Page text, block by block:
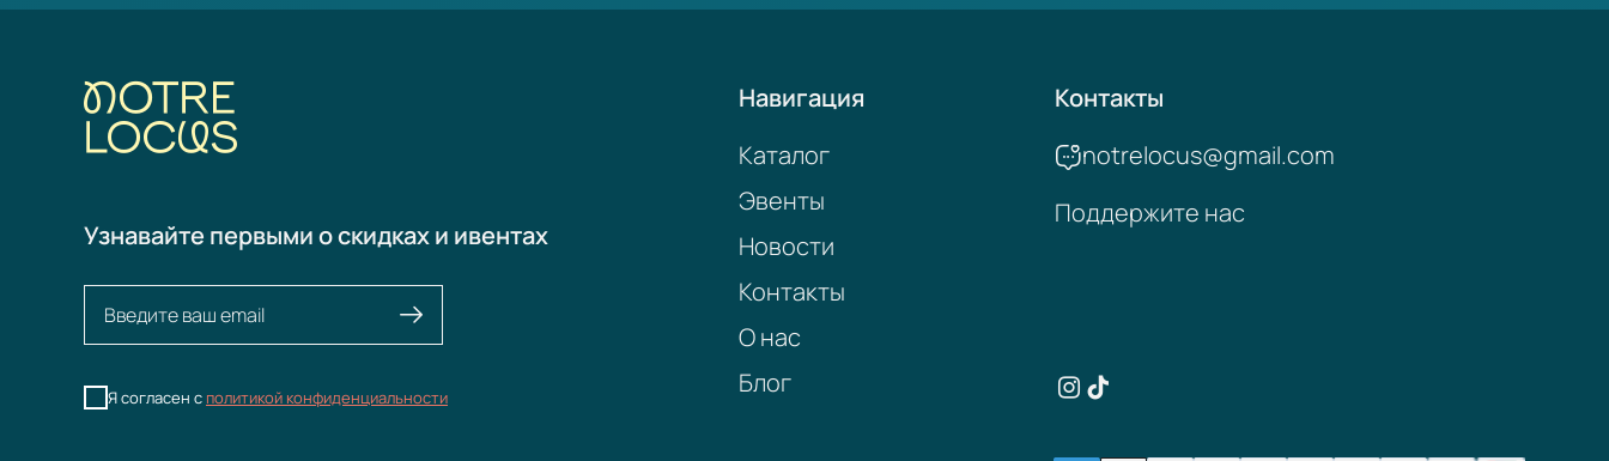
Узнавайте первыми о скидках и ивентах
Я согласен с политикой конфиденциальности
Навигация
Каталог
Эвенты
Новости
Контакты
О нас
Блог
Контакты
notrelocus@gmail.com
Поддержите нас